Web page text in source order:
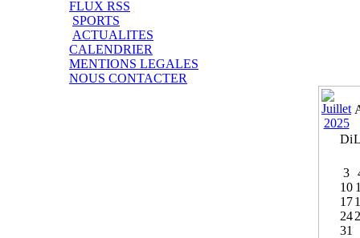
FLUX RSS
SPORTS
ACTUALITES
CALENDRIER
MENTIONS LEGALES
NOUS CONTACTER
Di
3
10
17
24
31